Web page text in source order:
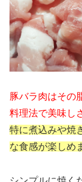
豚バラ肉はその
料理法で美味し
特に煮込みや焼
な食感が楽しめ